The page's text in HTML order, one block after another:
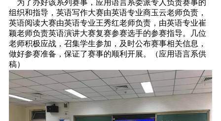
为了办好该系列赛事，应用语言系委派专人负责赛事的
组织和指导，英语写作大赛由英语专业商玉云老师负责，
英语阅读大赛由英语专业王秀红老师负责，由英语专业崔
颖老师负责英语演讲大赛复赛参赛选手的参赛指导。几位
老师积极应战，召集学生参加，及时公布赛事相关信息，
做好参赛准备，保证了赛事的顺利开展。（应用语言系供
稿）